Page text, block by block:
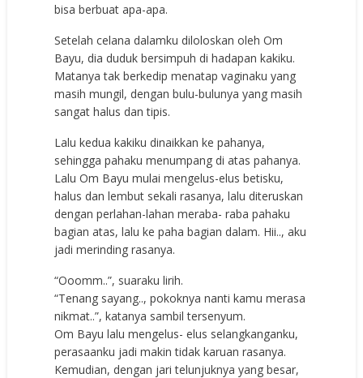
bisa berbuat apa-apa.
Setelah celana dalamku diloloskan oleh Om
Bayu, dia duduk bersimpuh di hadapan kakiku.
Matanya tak berkedip menatap vaginaku yang
masih mungil, dengan bulu-bulunya yang masih
sangat halus dan tipis.
Lalu kedua kakiku dinaikkan ke pahanya,
sehingga pahaku menumpang di atas pahanya.
Lalu Om Bayu mulai mengelus-elus betisku,
halus dan lembut sekali rasanya, lalu diteruskan
dengan perlahan-lahan meraba- raba pahaku
bagian atas, lalu ke paha bagian dalam. Hii.., aku
jadi merinding rasanya.
“Ooomm..”, suaraku lirih.
“Tenang sayang.., pokoknya nanti kamu merasa
nikmat..”, katanya sambil tersenyum.
Om Bayu lalu mengelus- elus selangkanganku,
perasaanku jadi makin tidak karuan rasanya.
Kemudian, dengan jari telunjuknya yang besar,